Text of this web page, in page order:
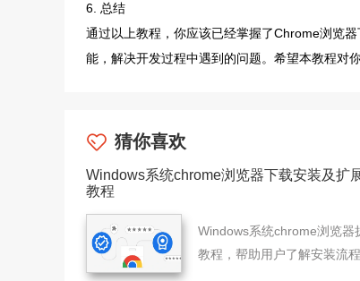
6. 总结
通过以上教程，你应该已经掌握了Chrome浏览
能，解决开发过程中遇到的问题。希望本教程对
猜你喜欢
Windows系统chrome浏览器下载安装及扩
教程
Windows系统chrome浏览器
教程，帮助用户了解安装流程